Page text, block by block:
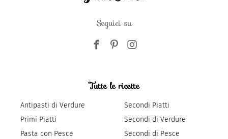
Seguici su
Tutte le ricette
Antipasti di Verdure
Primi Piatti
Pasta con Pesce
Secondi Piatti
Secondi di Verdure
Secondi di Pesce